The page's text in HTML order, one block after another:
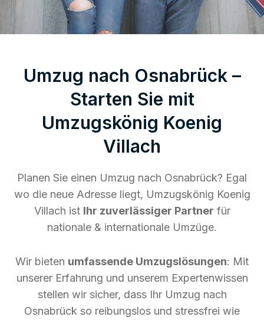
Umzug nach Osnabrück –
Starten Sie mit
Umzugskönig Koenig
Villach
Planen Sie einen Umzug nach Osnabrück? Egal
wo die neue Adresse liegt, Umzugskönig Koenig
Villach ist Ihr zuverlässiger Partner für
nationale & internationale Umzüge.
Wir bieten umfassende Umzugslösungen: Mit
unserer Erfahrung und unserem Expertenwissen
stellen wir sicher, dass Ihr Umzug nach
Osnabrück so reibungslos und stressfrei wie